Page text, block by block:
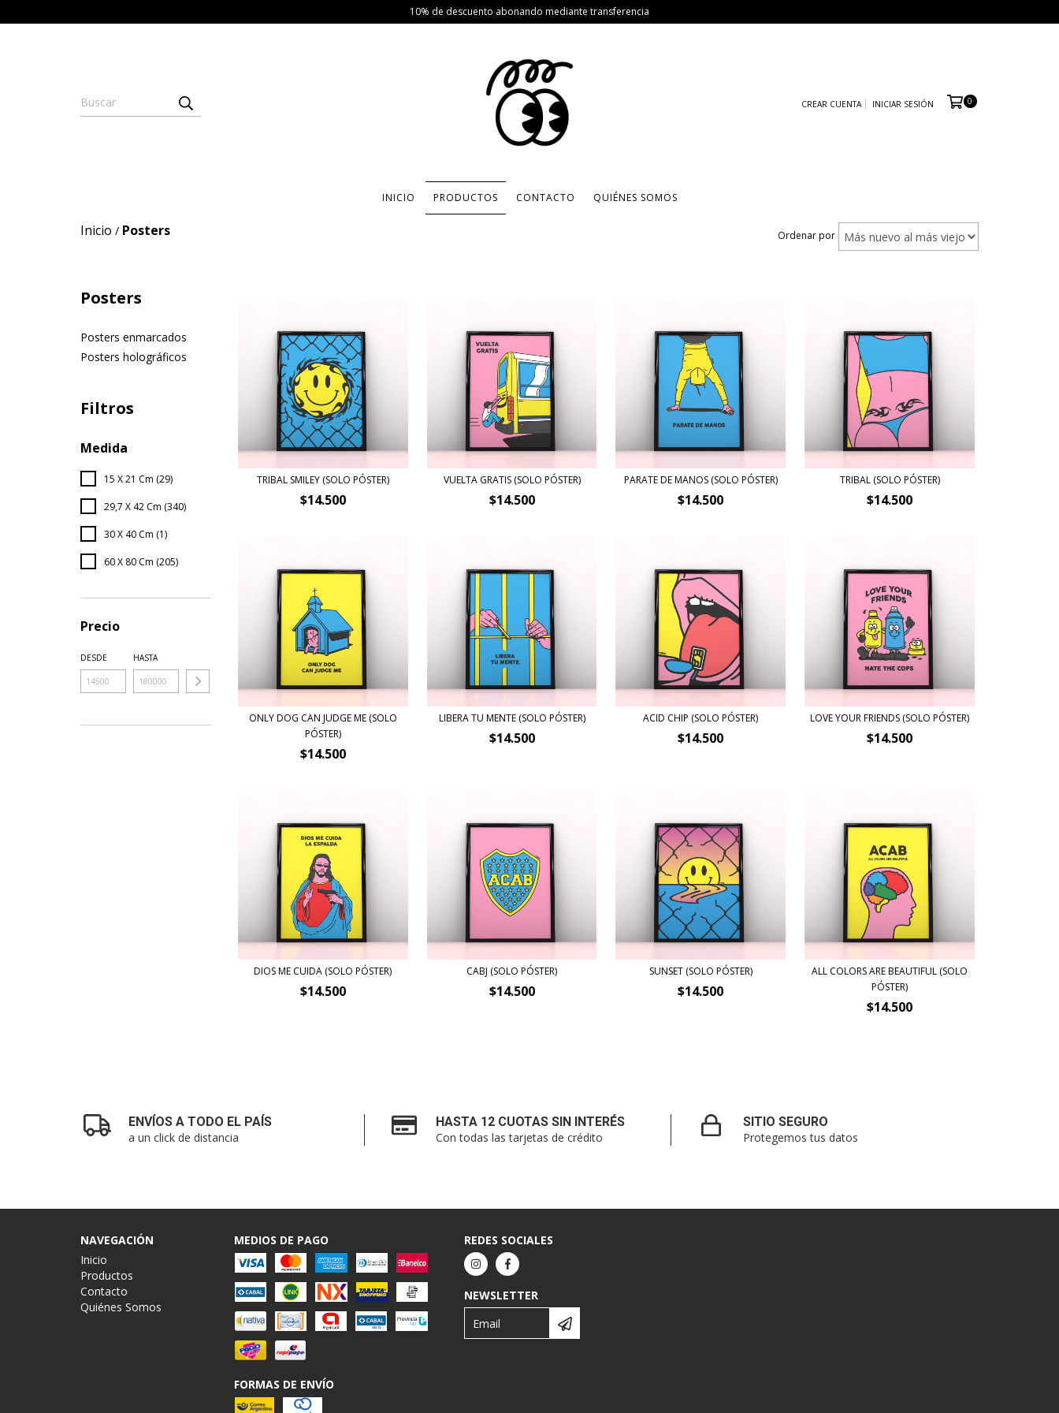
10% de descuento abonando mediante transferencia
CREAR CUENTA INICIAR SESIÓN 0
INICIO PRODUCTOS CONTACTO QUIÉNES SOMOS
Inicio / Posters Ordenar por
Posters
Posters enmarcados
Posters holográficos
Filtros
Medida
15 X 21 Cm (29)
29,7 X 42 Cm (340)
30 X 40 Cm (1)
60 X 80 Cm (205)
Precio
DESDE HASTA
TRIBAL SMILEY (SOLO PÓSTER)
$14.500
VUELTA GRATIS (SOLO PÓSTER)
$14.500
PARATE DE MANOS (SOLO PÓSTER)
$14.500
TRIBAL (SOLO PÓSTER)
$14.500
ONLY DOG CAN JUDGE ME (SOLO
PÓSTER)
$14.500
LIBERA TU MENTE (SOLO PÓSTER)
$14.500
ACID CHIP (SOLO PÓSTER)
$14.500
LOVE YOUR FRIENDS (SOLO PÓSTER)
$14.500
DIOS ME CUIDA (SOLO PÓSTER)
$14.500
CABJ (SOLO PÓSTER)
$14.500
SUNSET (SOLO PÓSTER)
$14.500
ALL COLORS ARE BEAUTIFUL (SOLO
PÓSTER)
$14.500
ENVÍOS A TODO EL PAÍS
a un click de distancia
HASTA 12 CUOTAS SIN INTERÉS
Con todas las tarjetas de crédito
SITIO SEGURO
Protegemos tus datos
NAVEGACIÓN
Inicio
Productos
Contacto
Quiénes Somos
MEDIOS DE PAGO
FORMAS DE ENVÍO
REDES SOCIALES
NEWSLETTER